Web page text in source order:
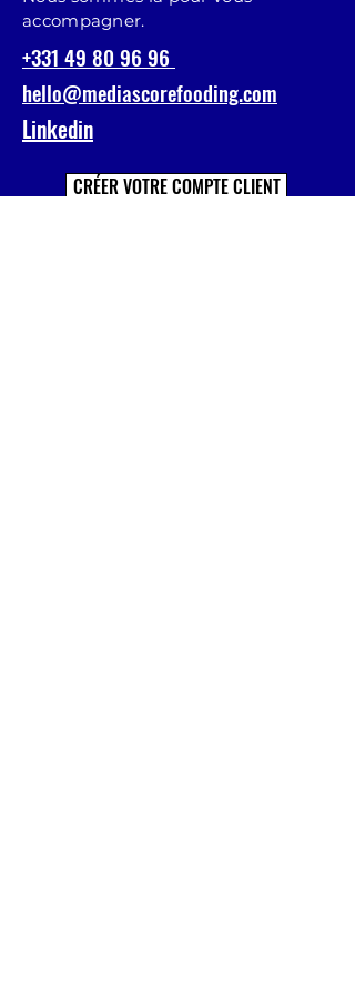
accompagner.
+331 49 80 96 96
hello@mediascorefooding.com
Linkedin
CRÉER VOTRE COMPTE CLIENT